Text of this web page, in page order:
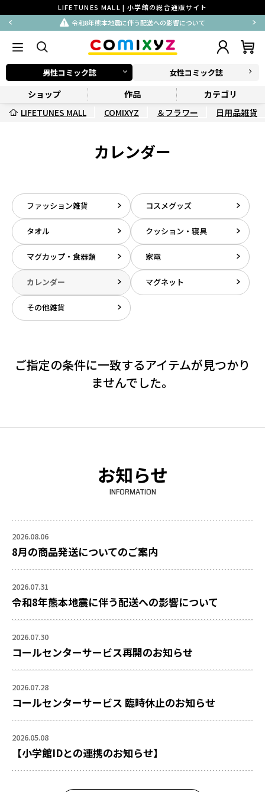
LIFETUNES MALL | 小学館の総合通販サイト
令和8年熊本地震に伴う配送への影響について
男性コミック誌 女性コミック誌
ショップ 作品
カテゴリ
LIFETUNES MALL
COMIXYZ ＆フラワー 日用品雑貨
カレンダー
ファッション雑貨 コスメグッズ
タオル クッション・寝具
マグカップ・食器類 家電
カレンダー マグネット
その他雑貨
ご指定の条件に一致するアイテムが見つかり
ませんでした。
お知らせ
INFORMATION
2026.08.06
8月の商品発送についてのご案内
2026.07.31
令和8年熊本地震に伴う配送への影響について
2026.07.30
コールセンターサービス再開のお知らせ
2026.07.28
コールセンターサービス 臨時休止のお知らせ
2026.05.08
【小学館IDとの連携のお知らせ】